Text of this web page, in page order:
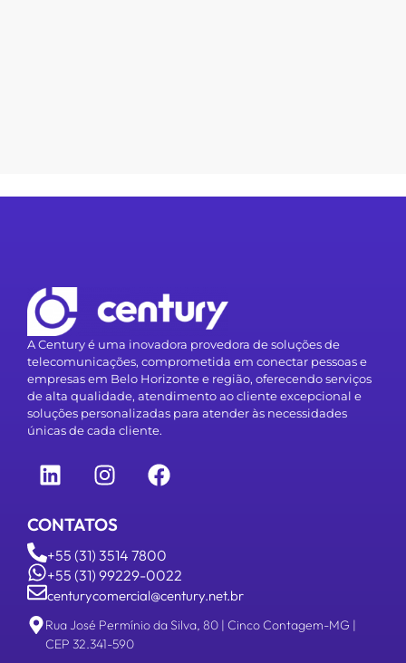
A Century é uma inovadora provedora de soluções de
telecomunicações, comprometida em conectar pessoas e
empresas em Belo Horizonte e região, oferecendo serviços
de alta qualidade, atendimento ao cliente excepcional e
soluções personalizadas para atender às necessidades
únicas de cada cliente.
CONTATOS
+55 (31) 3514 7800
+55 (31) 99229-0022
centurycomercial@century.net.br
Rua José Permínio da Silva, 80 | Cinco Contagem-MG |
CEP 32.341-590